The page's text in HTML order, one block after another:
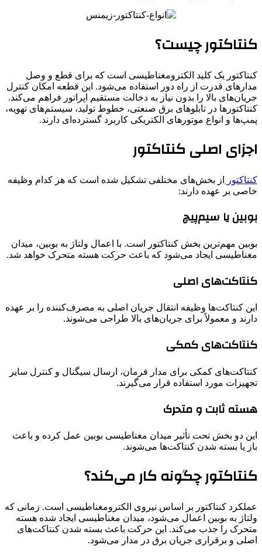
کنتاکتور چیست؟
کنتاکتور یک کلید الکترومغناطیسی است که برای قطع و وصل
مدارهای قدرت از راه دور استفاده می‌شود. این قطعه امکان کنترل
جریان‌های بالا را بدون نیاز به دخالت مستقیم اپراتور فراهم می‌کند.
کنتاکتورها در تابلوهای برق صنعتی، خطوط تولید، سیستم‌های تهویه،
پمپ‌ها و انواع موتورهای الکتریکی کاربرد گسترده‌ای دارند.
اجزای اصلی کنتاکتور
کنتاکتور
از بخش‌های مختلفی تشکیل شده است که هر کدام وظیفه
خاصی بر عهده دارند:
بوبین یا سیم‌پیچ
بوبین مهم‌ترین بخش کنتاکتور است. با اعمال ولتاژ به بوبین، میدان
مغناطیسی ایجاد می‌شود که باعث حرکت هسته متحرک خواهد شد.
کنتاکت‌های اصلی
این کنتاکت‌ها وظیفه انتقال جریان اصلی به مصرف‌کننده را بر عهده
دارند و معمولاً برای جریان‌های بالا طراحی می‌شوند.
کنتاکت‌های کمکی
کنتاکت‌های کمکی برای مدار فرمان، ارسال سیگنال و کنترل سایر
تجهیزات مورد استفاده قرار می‌گیرند.
هسته ثابت و متحرک
این دو بخش تحت تأثیر میدان مغناطیسی بوبین عمل کرده و باعث
باز یا بسته شدن کنتاکت‌ها می‌شوند.
کنتاکتور چگونه کار می‌کند؟
عملکرد کنتاکتور بر اساس نیروی الکترومغناطیسی است. زمانی که
ولتاژ به بوبین اعمال می‌شود، میدان مغناطیسی ایجاد شده هسته
متحرک را جذب می‌کند. این حرکت باعث بسته شدن کنتاکت‌های
اصلی و برقراری جریان برق در مدار می‌شود.